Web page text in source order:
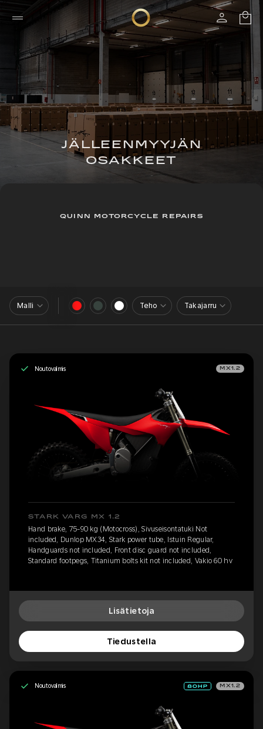
JÄLLEENMYYJÄN
OSAKKEET
QUINN MOTORCYCLE REPAIRS
Malli Teho Takajarru
Noutovalmis MX1.2
STARK VARG MX 1.2
Hand brake, 75-90 kg (Motocross), Sivuseisontatuki Not
included, Dunlop MX34, Stark power tube, Istuin Regular,
Handguards not included, Front disc guard not included,
Standard footpegs, Titanium bolts kit not included, Vakio 60 hv
Lisätietoja
Tiedustella
Noutovalmis MX1.2